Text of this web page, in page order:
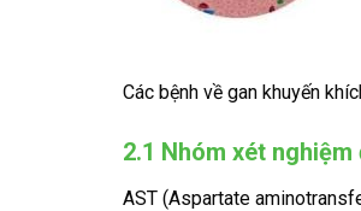
Các bệnh về gan khuyến
2.1 Nhóm xét
AST (Aspartate